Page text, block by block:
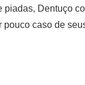
Dentuço
pouco caso de